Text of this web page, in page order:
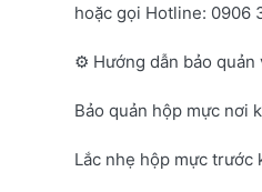
hoặc gọi Hotline: 0906
⚙️ Hướng dẫn bảo
Bảo quản hộp mực nơi
Lắc nhẹ hộp mực trước